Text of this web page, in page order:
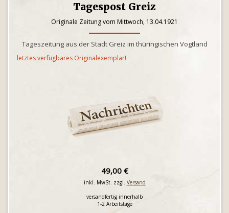
Tagespost Greiz
Originale Zeitung vom Mittwoch, 13.04.1921
Tageszeitung aus der Stadt Greiz im thüringischen Vogtland
letztes verfügbares Originalexemplar!
49,00 €
inkl. MwSt. zzgl. Versand
versandfertig innerhalb
1-2 Arbeitstage